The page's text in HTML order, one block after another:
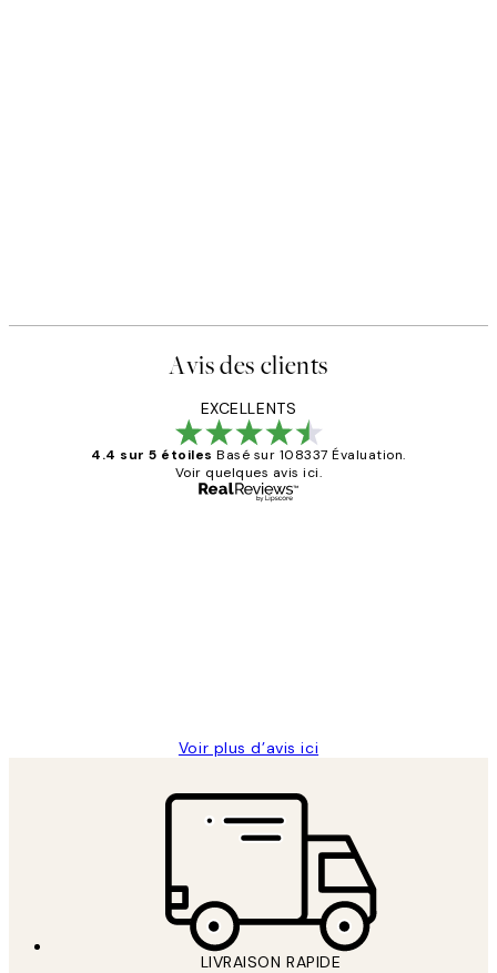
Avis des clients
EXCELLENTS
4.4 sur 5 étoiles Basé sur 108337 Évaluation.
Voir quelques avis ici.
Voir plus d’avis ici
LIVRAISON RAPIDE